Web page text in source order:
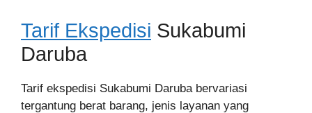
Tarif Ekspedisi Sukabumi
Daruba
Tarif ekspedisi Sukabumi Daruba bervariasi
tergantung berat barang, jenis layanan yang